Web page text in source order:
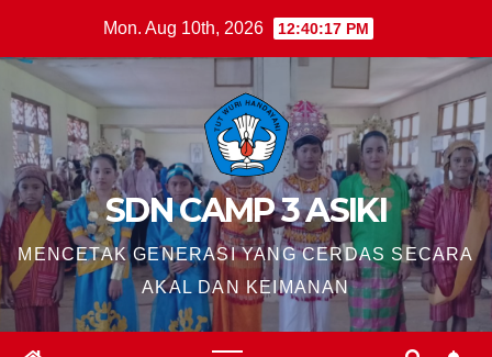
content
Mon. Aug 10th, 2026 12:40:18 PM
SDN CAMP 3 ASIKI
MENCETAK GENERASI YANG CERDAS SECARA
AKAL DAN KEIMANAN